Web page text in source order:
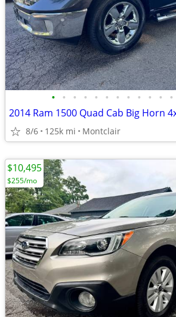
• • • • • • • • • • • •
8/6 125k mi Montclair
$10,495
$255/mo